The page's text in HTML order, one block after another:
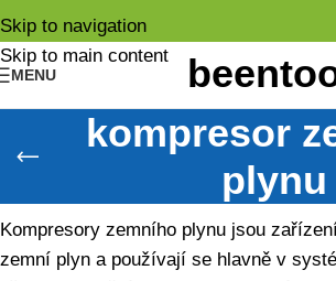
Skip to navigation
Skip to main content
MENU
kompresor
plynu
Kompresory zemního plynu jsou
zemní plyn a používají se hlavně v